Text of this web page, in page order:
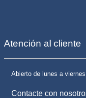
Atención al cliente
Abierto de lunes a
Contacte con